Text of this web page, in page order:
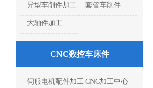
异型车削件加工 套管车削件
大轴件加工
CNC数控车床件
伺服电机配件加工 CNC加工中心